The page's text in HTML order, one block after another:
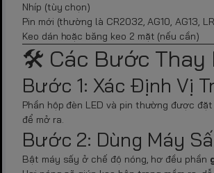
Nhíp (tùy chọn)
Pin mới (thường là CR2032, AG10, AG13,
Keo dán hoặc băng keo 2 mặt (nếu cần)
🛠 Các Bước Thay
Bước 1: Xác Định Vị
Phần hộp đèn LED và pin thường được
để mở ra.
Bước 2: Dùng Máy
Bật máy sấy ở chế độ nóng, hơ đều phần